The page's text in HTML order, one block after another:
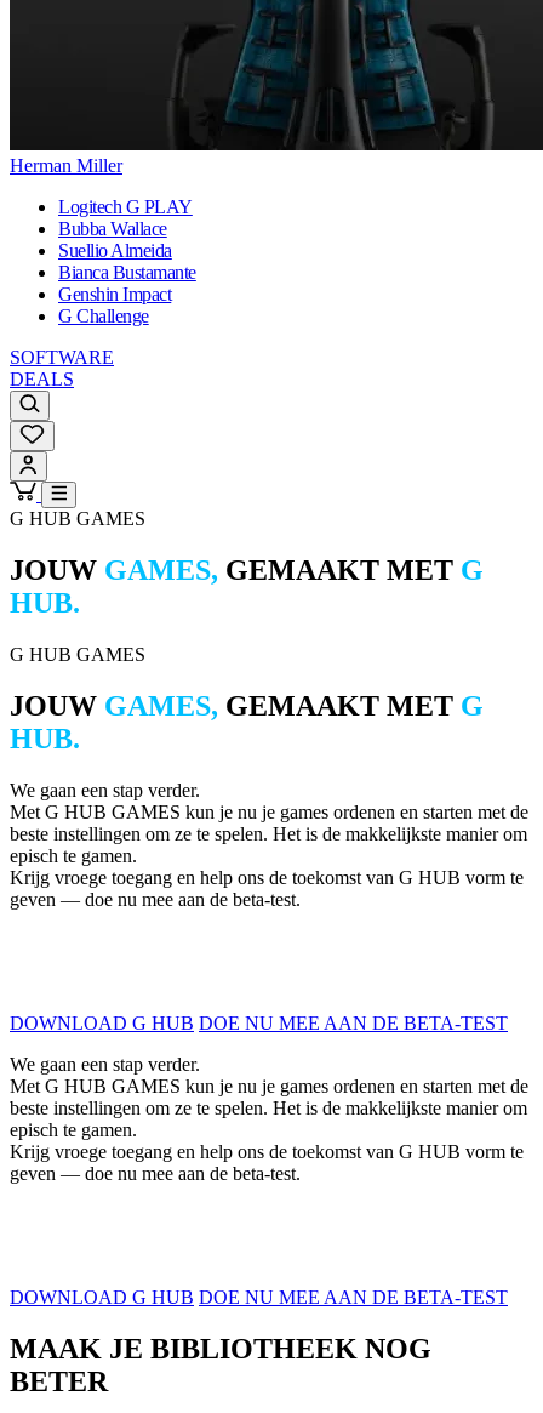
Herman Miller
Logitech G PLAY
Bubba Wallace
Suellio Almeida
Bianca Bustamante
Genshin Impact
G Challenge
SOFTWARE
DEALS
G HUB GAMES
JOUW GAMES, GEMAAKT MET G
HUB.
G HUB GAMES
JOUW GAMES, GEMAAKT MET G
HUB.
We gaan een stap verder.
Met G HUB GAMES kun je nu je games ordenen en starten met de
beste instellingen om ze te spelen. Het is de makkelijkste manier om
episch te gamen.
Krijg vroege toegang en help ons de toekomst van G HUB vorm te
geven — doe nu mee aan de beta-test.
DOWNLOAD G HUB DOE NU MEE AAN DE BETA-TEST
We gaan een stap verder.
Met G HUB GAMES kun je nu je games ordenen en starten met de
beste instellingen om ze te spelen. Het is de makkelijkste manier om
episch te gamen.
Krijg vroege toegang en help ons de toekomst van G HUB vorm te
geven — doe nu mee aan de beta-test.
DOWNLOAD G HUB DOE NU MEE AAN DE BETA-TEST
MAAK JE BIBLIOTHEEK NOG
BETER